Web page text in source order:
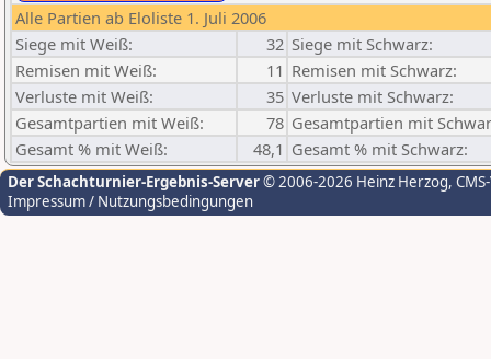
Alle Partien ab Eloliste 1. Juli 2006
Siege mit Weiß:
32 Siege mit Schwarz:
Remisen mit Weiß:
11 Remisen mit Schwarz:
Verluste mit Weiß:
35 Verluste mit Schwarz:
Gesamtpartien mit Weiß:
78 Gesamtpartien mit
Gesamt % mit Weiß:
48,1 Gesamt % mit Schwarz:
Der Schachturnier-Ergebnis-Server© 2006-2026 Heinz Herzog,
Impressum / Nutzungsbedingungen